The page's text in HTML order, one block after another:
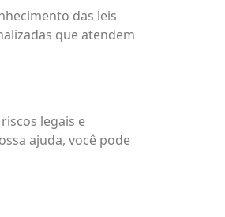
das leis
que atendem
legais e
ajuda, você pode